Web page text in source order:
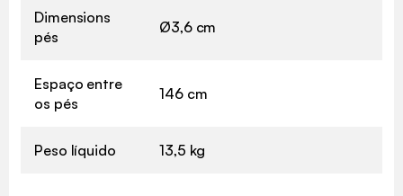
Dimensions
pés
Ø3,6 cm
Espaço entre
os pés
146 cm
Peso líquido 13,5 kg